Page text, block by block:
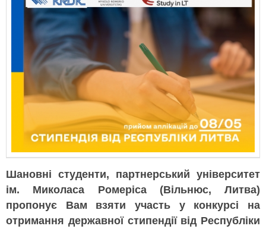
Шановні студенти, партнерський університет
ім. Миколаса Ромеріса (Вільнюс, Литва)
пропонує Вам взяти участь у конкурсі на
отримання державної стипендії від Республіки